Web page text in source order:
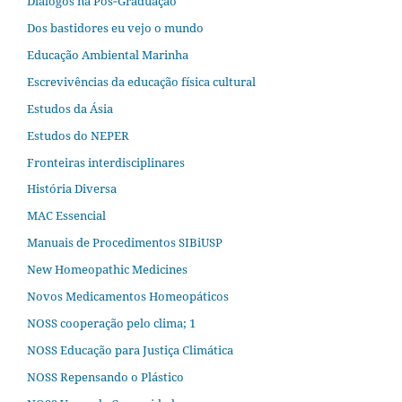
Dos bastidores eu vejo o mundo
Educação Ambiental Marinha
Escrevivências da educação física cultural
Estudos da Ásia​
Estudos do NEPER
Fronteiras interdisciplinares
História Diversa
MAC Essencial
Manuais de Procedimentos SIBiUSP
New Homeopathic Medicines
Novos Medicamentos Homeopáticos
NOSS cooperação pelo clima; 1
NOSS Educação para Justiça Climática
NOSS Repensando o Plástico